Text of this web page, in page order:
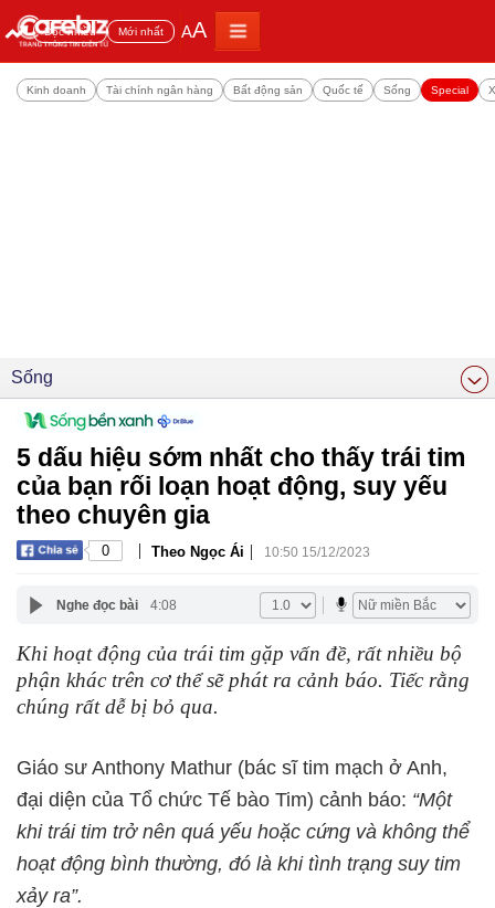
Đọc nhiều Mới nhất AA
Kinh doanh Tài chính ngân hàng Bất động sản Quốc tế Sống Special
Sống
5 dấu hiệu sớm nhất cho thấy trái tim
của bạn rối loạn hoạt động, suy yếu
theo chuyên gia
0 | Theo Ngọc Ái | 10:50 15/12/2023
Nghe đọc bài 4:08
Khi hoạt động của trái tim gặp vấn đề, rất nhiều bộ
phận khác trên cơ thể sẽ phát ra cảnh báo. Tiếc rằng
chúng rất dễ bị bỏ qua.
Giáo sư Anthony Mathur (bác sĩ tim mạch ở Anh,
đại diện của Tổ chức Tế bào Tim) cảnh báo: “Một
khi trái tim trở nên quá yếu hoặc cứng và không thể
hoạt động bình thường, đó là khi tình trạng suy tim
xảy ra”.